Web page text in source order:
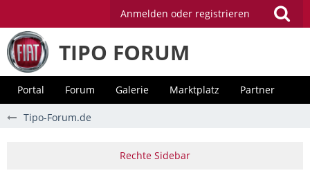
Anmelden oder registrieren
TIPO FORUM
Portal Forum Galerie Marktplatz Partner
Tipo-Forum.de